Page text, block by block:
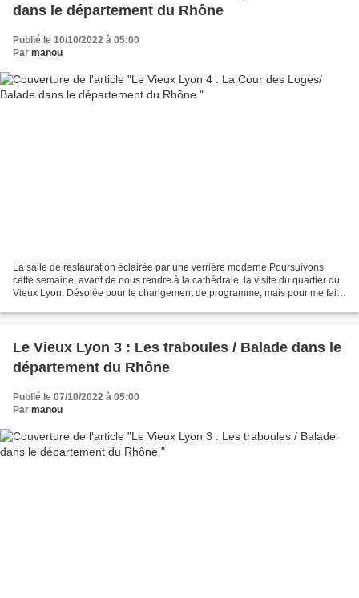
dans le département du Rhône
Publié le 10/10/2022 à 05:00
Par manou
La salle de restauration éclairée par une verrière moderne Poursuivons
cette semaine, avant de nous rendre à la cathédrale, la visite du quartier du
Vieux Lyon. Désolée pour le changement de programme, mais pour me faire
Le Vieux Lyon 3 : Les traboules / Balade dans le
département du Rhône
Publié le 07/10/2022 à 05:00
Par manou